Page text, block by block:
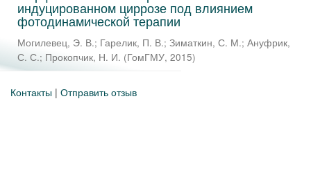
индуцированном циррозе под влиянием
фотодинамической терапии
Могилевец, Э. В.; Гарелик, П. В.; Зиматкин, С. М.; Ануфрик,
С. С.; Прокопчик, Н. И. (ГомГМУ, 2015)
Контакты | Отправить отзыв